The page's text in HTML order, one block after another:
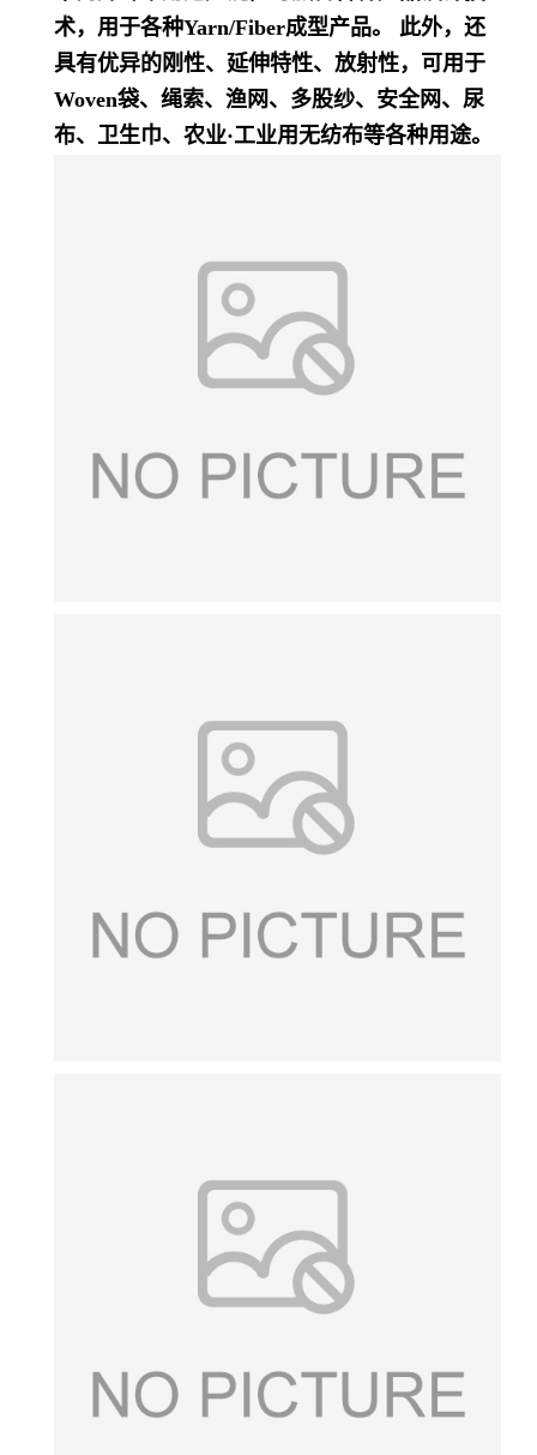
术，用于各种Yarn/Fiber成型产品。 此外，还
具有优异的刚性、延伸特性、放射性，可用于
Woven袋、绳索、渔网、多股纱、安全网、尿
布、卫生巾、农业·工业用无纺布等各种用途。